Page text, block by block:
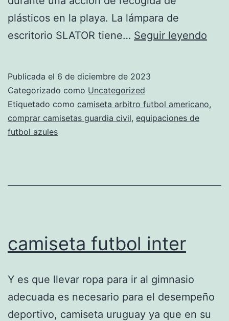
plásticos en la playa. La lámpara de
escritorio SLATOR tiene… Seguir leyendo
Publicada el 6 de diciembre de 2023
Categorizado como Uncategorized
Etiquetado como camiseta arbitro futbol americano,
comprar camisetas guardia civil, equipaciones de
futbol azules
camiseta futbol inter
Y es que llevar ropa para ir al gimnasio
adecuada es necesario para el desempeño
deportivo, camiseta uruguay ya que en su